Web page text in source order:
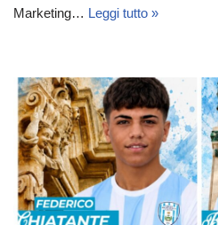
Marketing… Leggi tutto »